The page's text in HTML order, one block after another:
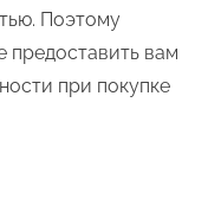
Поэтому
предоставить вам
при покупке